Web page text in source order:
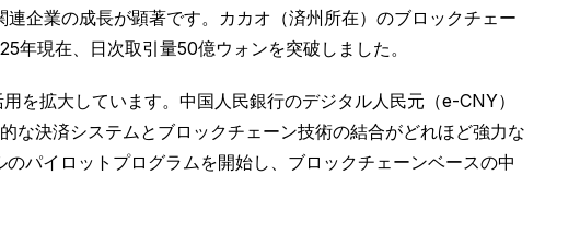
企業の成長が顕著です。カカオ（済州所在）のブロックチェー
年現在、日次取引量50億ウォンを突破しました。
を拡大しています。中国人民銀行のデジタル人民元（e-CNY）
な決済システムとブロックチェーン技術の結合がどれほど強力な
パイロットプログラムを開始し、ブロックチェーンベースの中